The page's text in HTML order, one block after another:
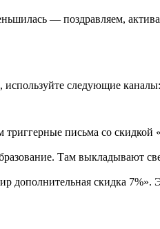
— поздравляем,
, используйте следующие каналы:
триггерные письма со скидкой
Там выкладывают
дополнительная скидка 7%».